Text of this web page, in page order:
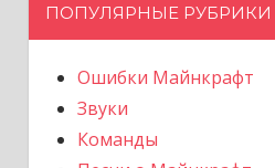
ПОПУЛЯРНЫЕ РУБРИКИ
Ошибки Майнкрафт
Звуки
Команды